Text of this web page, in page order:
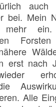
auch
bei. Mein
mehr
erst nach
Alle